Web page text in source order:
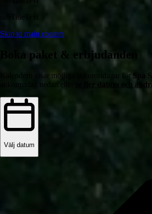
subTitleText
Skip to main content
Boka paket & erbjudanden
Kalendern visar möjliga ankomstdagar för Spa
ankomstdag nedan eller
se fler datum och
Välj datum